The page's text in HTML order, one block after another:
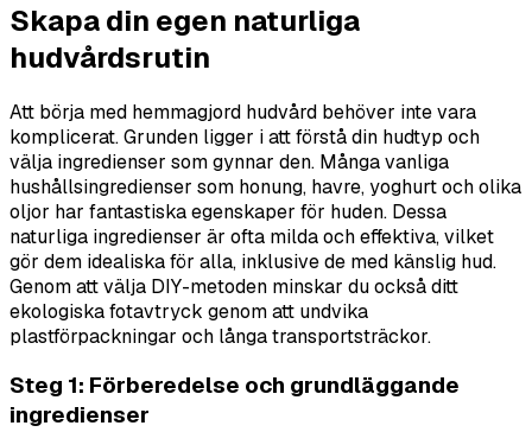
Skapa din egen naturliga
hudvårdsrutin
Att börja med hemmagjord hudvård behöver inte vara
komplicerat. Grunden ligger i att förstå din hudtyp och
välja ingredienser som gynnar den. Många vanliga
hushållsingredienser som honung, havre, yoghurt och olika
oljor har fantastiska egenskaper för huden. Dessa
naturliga ingredienser är ofta milda och effektiva, vilket
gör dem idealiska för alla, inklusive de med känslig hud.
Genom att välja DIY-metoden minskar du också ditt
ekologiska fotavtryck genom att undvika
plastförpackningar och långa transportsträckor.
Steg 1: Förberedelse och grundläggande
ingredienser